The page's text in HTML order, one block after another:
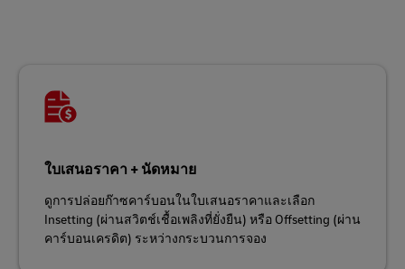
ใบเสนอราคา + นัดหมาย
ดูการปล่อยก๊าซคาร์บอนในใบเสนอราคาและเลือก
Insetting (ผ่านสวิตช์เชื้อเพลิงที่ยั่งยืน) หรือ Offsetting (ผ่าน
คาร์บอนเครดิต) ระหว่างกระบวนการจอง